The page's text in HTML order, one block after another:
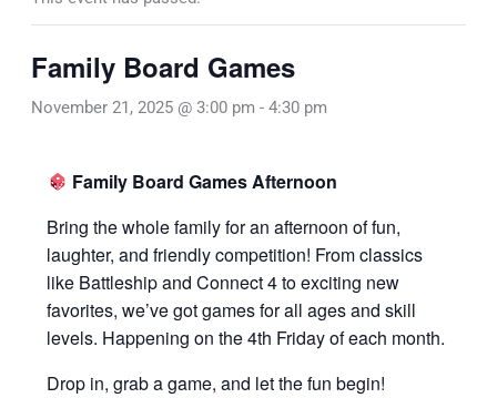
Family Board Games
November 21, 2025 @ 3:00 pm - 4:30 pm
Family Board Games Afternoon
Bring the whole family for an afternoon of fun,
laughter, and friendly competition! From classics
like Battleship and Connect 4 to exciting new
favorites, we’ve got games for all ages and skill
levels. Happening on the 4th Friday of each month.
Drop in, grab a game, and let the fun begin!